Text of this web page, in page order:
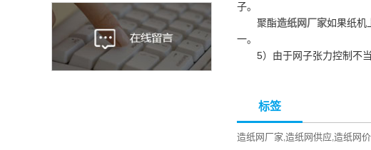
子。
聚酯造纸网厂家如果纸机
一。
5）由于网子张力控制不
标签
造纸网厂家,造纸网供应,造纸网